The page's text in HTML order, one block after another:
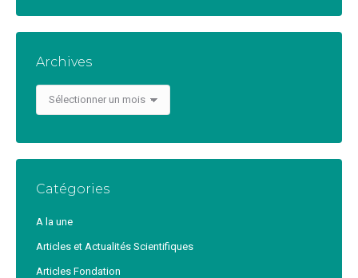
Archives
Archives
Catégories
A la une
Articles et Actualités Scientifiques
Articles Fondation